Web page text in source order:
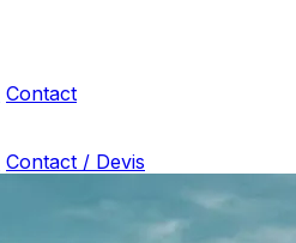
Contact
Contact / Devis